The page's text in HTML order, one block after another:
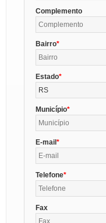
Complemento
Bairro
Estado
RS
Município
E-mail
Telefone
Fax